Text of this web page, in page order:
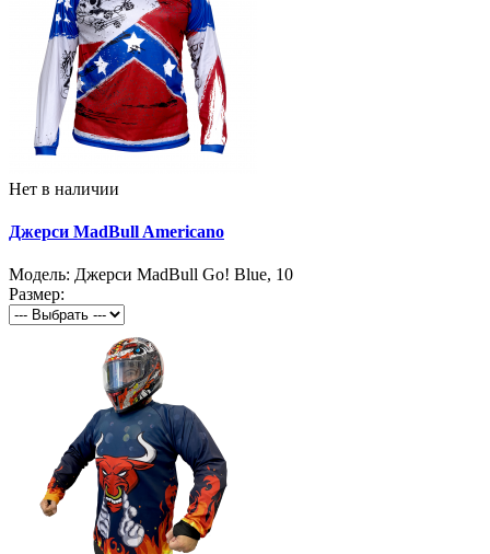
Нет в наличии
Джерси MadBull Americano
Модель: Джерси MadBull Go! Blue, 10
Размер: